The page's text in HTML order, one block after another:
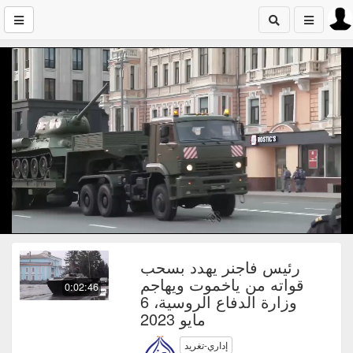
0:02:46
رئيس فاجنر يهدد بسحب
قواته من ياخموت ويهاجم
وزارة الدفاع الروسية، 6
مايو 2023
إداري-تغريد